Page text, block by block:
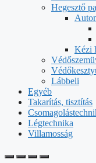
Hegesztő
Kézi
Lábbeli
Egyéb
Takarítás, tisztítás
Légtechnika
Villamosság